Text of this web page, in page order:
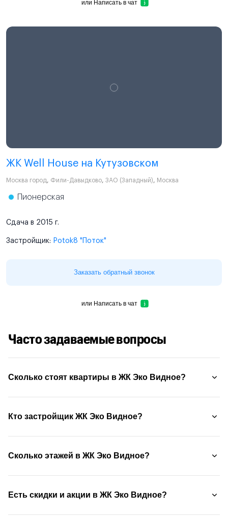
или Написать в чат
ЖК Well House на Кутузовском
Москва город, Фили-Давыдково, ЗАО (Западный), Москва
Пионерская
Сдача в 2015 г.
Застройщик: Potok8 "Поток"
Заказать обратный звонок
или Написать в чат
Часто задаваемые вопросы
Сколько стоят квартиры в ЖК Эко Видное?
Кто застройщик ЖК Эко Видное?
Сколько этажей в ЖК Эко Видное?
Есть скидки и акции в ЖК Эко Видное?